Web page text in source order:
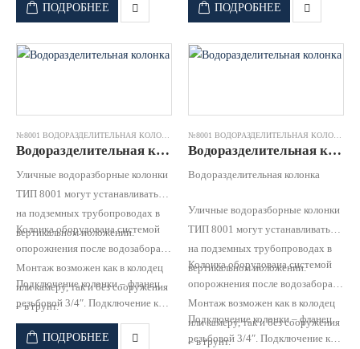
воды населением.
ПОДРОБНЕЕ
воды населением.
ПОДРОБНЕЕ
Водоразделительная колонка №8001 чугун оцинк.труба RD 3,25 (h= 4200) JAFAR
Уличные водоразборные колонки
ТИП 8001 могут устанавливаться
на подземных трубопроводах в
вертикальном положении.
Колонка оборудована системой
опорожнения после водозабора
Монтаж возможен как в колодец
или камеру, так и без сооружения
– в грунт.
Подключение колонки – фланец
резьбовой 3/4″. Подключение к
водопроводной сети для забора
воды населением.
ПОДРОБНЕЕ
Водоразделительная колонка №8001 чугун оцинк.труба RD 3,50 (h= 4450) JAFAR
Водоразделительная колонка
Уличные водоразборные колонки
ТИП 8001 могут устанавливаться
на подземных трубопроводах в
вертикальном положении.
Колонка оборудована системой
опорожнения после водозабора
Монтаж возможен как в колодец
или камеру, так и без сооружения
– в грунт.
Подключение колонки – фланец
резьбовой 3/4″. Подключение к